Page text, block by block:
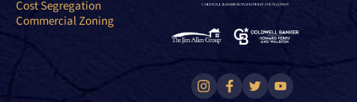
Cost Segregation
Commercial Zoning